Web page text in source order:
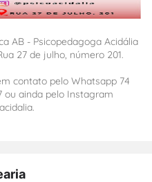
AB - Psicopedagoga Acidália
27 de julho, número 201.
contato pelo Whatsapp 74
ou ainda pelo Instagram